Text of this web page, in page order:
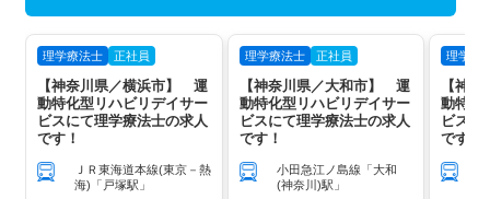
理学療法士 正社員
【神奈川県／横浜市】 運
動特化型リハビリデイサー
ビスにて理学療法士の求人
です！
ＪＲ東海道本線(東京－熱
海)「戸塚駅」
理学療法士 正社員
【神奈川県／大和市】 運
動特化型リハビリデイサー
ビスにて理学療法士の求人
です！
小田急江ノ島線「大和
(神奈川)駅」
理学療
【神
動特化
ビスに
です！